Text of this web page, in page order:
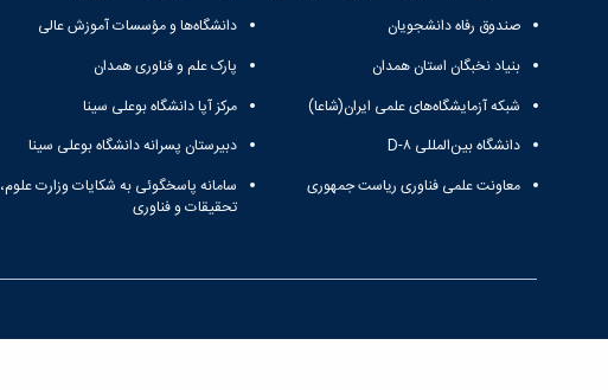
صندوق رفاه دانشجویان
بنیاد نخبگان استان همدان
شبکه آزمایشگاه‌های علمی ایران(شاعا)
دانشگاه بین‌المللی D-۸
معاونت علمی فناوری ریاست جمهوری
دانشگاه‌ها و مؤسسات آموزش عالی
پارک علم و فناوری همدان
مرکز آپا دانشگاه بوعلی سینا
دبیرستان پسرانه دانشگاه بوعلی سینا
سامانه پاسخگوئی به شکایات وزارت علوم،
تحقیقات و فناوری